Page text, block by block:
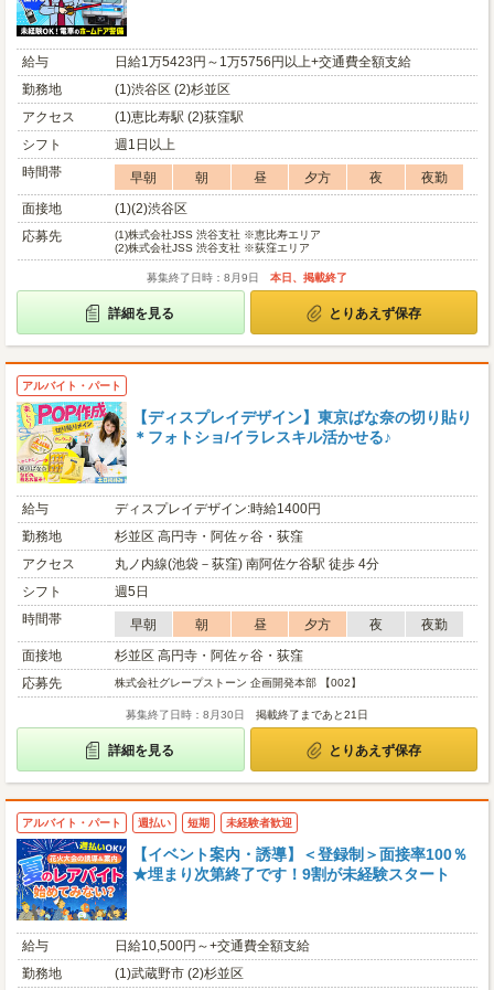
給与
日給1万5423円～1万5756円以上+交通費全額支給
勤務地
(1)渋谷区 (2)杉並区
アクセス
(1)恵比寿駅 (2)荻窪駅
シフト
週1日以上
時間帯
早朝 朝 昼 夕方 夜
夜勤
面接地
(1)(2)渋谷区
応募先
(1)株式会社JSS 渋谷支社 ※恵比寿エリア
(2)株式会社JSS 渋谷支社 ※荻窪エリア
募集終了日時：8月9日 本日、掲載終了
詳細を見る とりあえず保存
アルバイト・パート
【ディスプレイデザイン】東京ばな奈の切り貼り
＊フォトショ/イラレスキル活かせる♪
給与
ディスプレイデザイン:時給1400円
勤務地
杉並区 高円寺・阿佐ヶ谷・荻窪
アクセス
丸ノ内線(池袋－荻窪) 南阿佐ケ谷駅 徒歩 4分
シフト
週5日
時間帯
早朝 朝 昼 夕方 夜
夜勤
面接地
杉並区 高円寺・阿佐ヶ谷・荻窪
応募先
株式会社グレープストーン 企画開発本部 【002】
募集終了日時：8月30日 掲載終了まであと21日
詳細を見る とりあえず保存
アルバイト・パート 週払い 短期 未経験者歓迎
【イベント案内・誘導】＜登録制＞面接率100％
★埋まり次第終了です！9割が未経験スタート
給与
日給10,500円～+交通費全額支給
勤務地
(1)武蔵野市 (2)杉並区